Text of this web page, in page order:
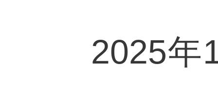
2025年10